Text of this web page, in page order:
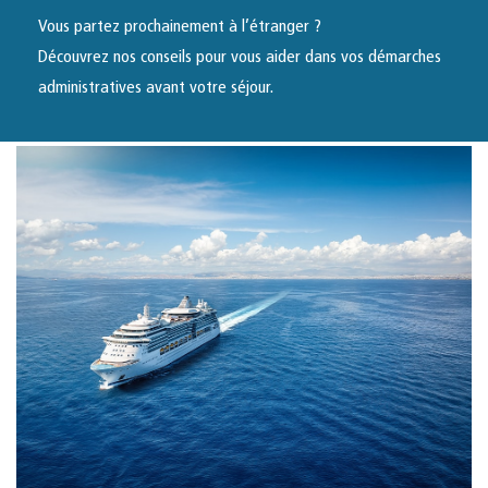
Vous partez prochainement à l’étranger ?
Découvrez nos conseils pour vous aider dans vos démarches
administratives avant votre séjour.